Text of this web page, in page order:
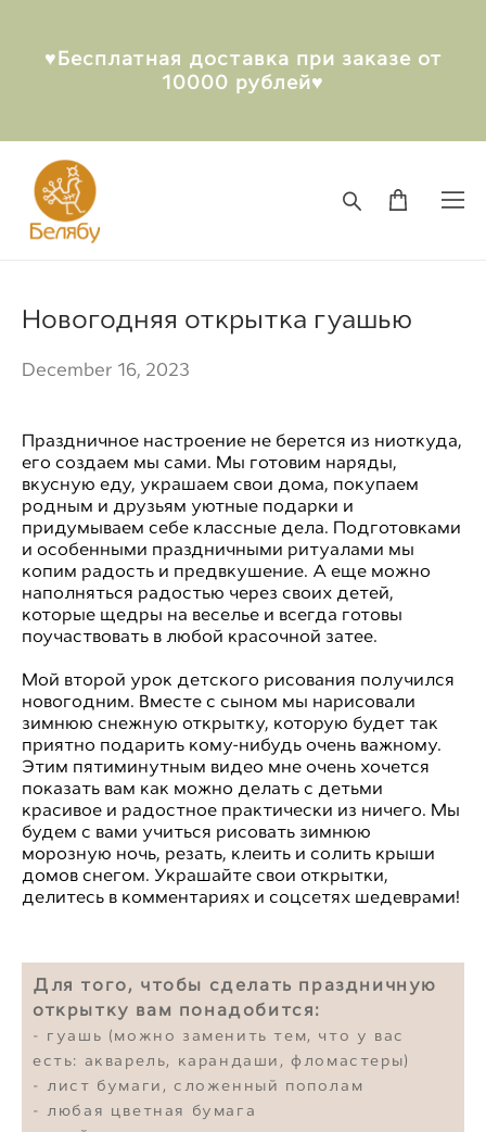
♥︎Бесплатная доставка при заказе от
10000 рублей♥︎
December 16, 2023
Новогодняя открытка гуашью
Праздничное настроение не берется из ниоткуда,
его создаем мы сами. Мы готовим наряды,
вкусную еду, украшаем свои дома, покупаем
родным и друзьям уютные подарки и
придумываем себе классные дела. Подготовками
и особенными праздничными ритуалами мы
копим радость и предвкушение. А еще можно
наполняться радостью через своих детей,
которые щедры на веселье и всегда готовы
поучаствовать в любой красочной затее.
Мой второй урок детского рисования получился
новогодним. Вместе с сыном мы нарисовали
зимнюю снежную открытку, которую будет так
приятно подарить кому-нибудь очень важному.
Этим пятиминутным видео мне очень хочется
показать вам как можно делать с детьми
красивое и радостное практически из ничего. Мы
будем с вами учиться рисовать зимнюю
морозную ночь, резать, клеить и солить крыши
домов снегом. Украшайте свои открытки,
делитесь в комментариях и соцсетях шедеврами!
Для того, чтобы сделать праздничную
открытку вам понадобится:
- гуашь (можно заменить тем, что у вас
есть: акварель, карандаши, фломастеры)
- лист бумаги, сложенный пополам
- любая цветная бумага